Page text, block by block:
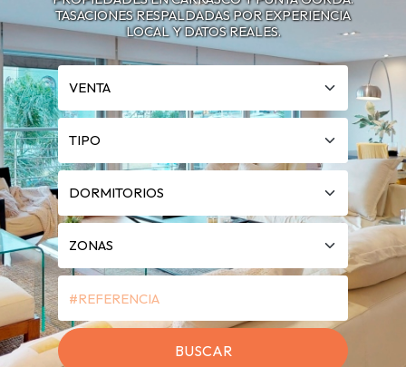
TASACIONES RESPALDADAS POR EXPERIENCIA
LOCAL Y DATOS REALES.